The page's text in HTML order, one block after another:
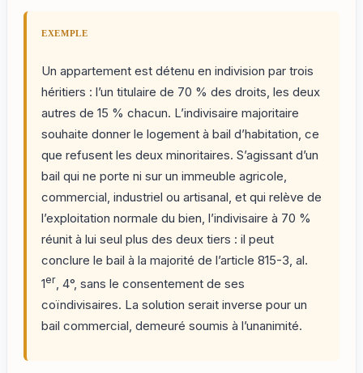
EXEMPLE
Un appartement est détenu en indivision par trois
héritiers : l’un titulaire de 70 % des droits, les deux
autres de 15 % chacun. L’indivisaire majoritaire
souhaite donner le logement à bail d’habitation, ce
que refusent les deux minoritaires. S’agissant d’un
bail qui ne porte ni sur un immeuble agricole,
commercial, industriel ou artisanal, et qui relève de
l’exploitation normale du bien, l’indivisaire à 70 %
réunit à lui seul plus des deux tiers : il peut
conclure le bail à la majorité de l’article 815-3, al.
1er, 4°, sans le consentement de ses
coïndivisaires. La solution serait inverse pour un
bail commercial, demeuré soumis à l’unanimité.